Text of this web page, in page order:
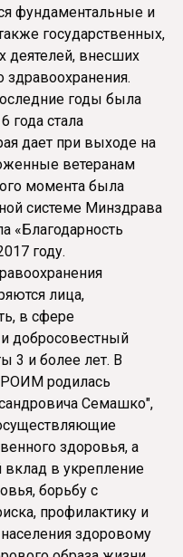
фундаментальные и
государственных,
деятелей, внесших
здравоохранения.
годы была
года стала
дает при выходе на
ветеранам
момента была
системе Минздрава
«Благодарность
году.
лица,
в сфере
добросовестный
3 и более лет. В
РОИМ родилась
Семашко",
здоровья, а
в укрепление
борьбу с
профилактику и
здоровому